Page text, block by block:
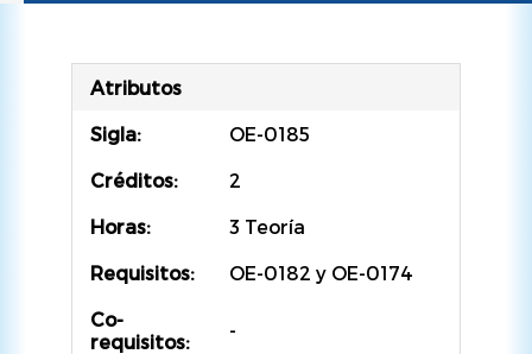
Atributos
Sigla: OE-0185
Créditos: 2
Horas: 3 Teoría
Requisitos: OE-0182 y OE-0174
Co-
requisitos:
-